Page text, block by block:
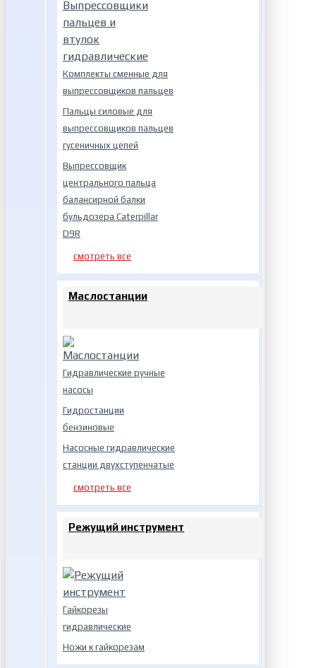
Комплекты сменные для
выпрессовщиков пальцев
Пальцы силовые для
выпрессовщиков пальцев
гусеничных цепей
Выпрессовщик
центрального пальца
балансирной балки
бульдозера Caterpillar
D9R
смотреть все
Маслостанции
Гидравлические ручные
насосы
Гидростанции
бензиновые
Насосные гидравлические
станции двухступенчатые
смотреть все
Режущий инструмент
Гайкорезы
гидравлические
Ножи к гайкорезам